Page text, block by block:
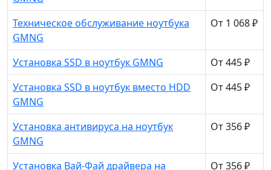
Техническое обслуживание ноутбука
GMNG
От 1 068 ₽
Установка SSD в ноутбук GMNG
От 445 ₽
Установка SSD в ноутбук вместо HDD
GMNG
От 445 ₽
Установка антивируса на ноутбук
GMNG
От 356 ₽
Установка Вай-Фай драйвера на
От 356 ₽